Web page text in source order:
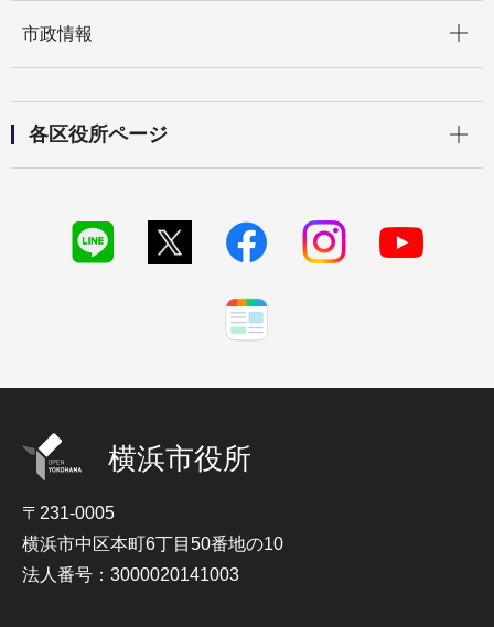
市政情報
各区役所ページ
横浜市役所
〒231-0005
横浜市中区本町6丁目50番地の10
法人番号：3000020141003